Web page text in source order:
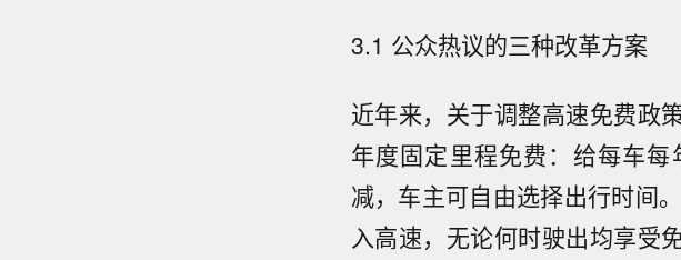
3.1 公众热议的三种改革方案
近年来，关于调整高速免费政
年度固定里程免费：给每车
减，车主可自由选择出行时间
入高速，无论何时驶出均享受